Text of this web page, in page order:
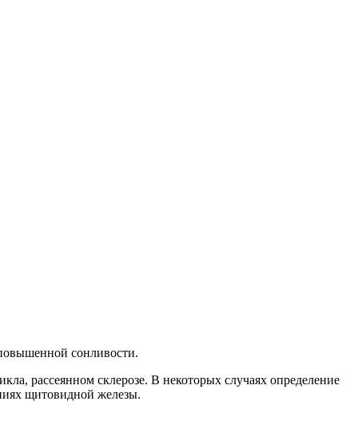
сонливости.
рассеянном склерозе. В некоторых случаях определение
щитовидной железы.